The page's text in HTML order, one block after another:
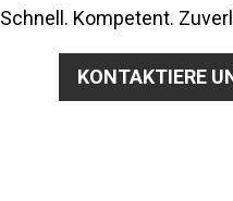
Schnell. Kompetent.
KONTAKTIERE